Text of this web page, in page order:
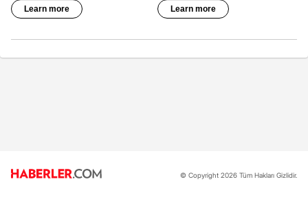
© Copyright 2026 Tüm Hakları Gizlidir.